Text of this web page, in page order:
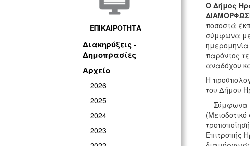
ΕΠΙΚΑΙΡΟΤΗΤΑ
Διακηρύξεις -
Δημοπρασίες
Αρχείο
2026
2025
2024
2023
Ο Δήμος
ποσοστά
σύμφωνα με
ημερομηνία
παρόντος
αναδόχου
Η
του Δήμου
Σύμφωνα
Επιτροπής